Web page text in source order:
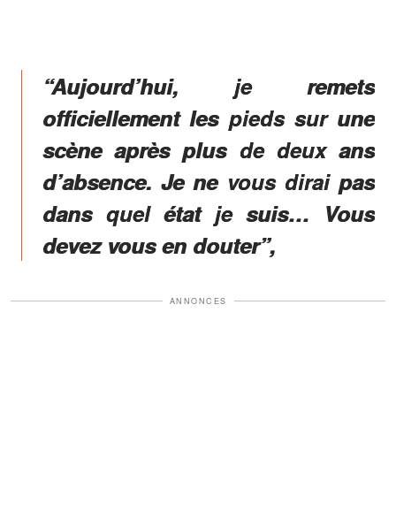
“Aujourd’hui, je remets
officiellement les pieds sur une
scène après plus de deux ans
d’absence. Je ne vous dirai pas
dans quel état je suis… Vous
devez vous en douter”,
ANNONCES